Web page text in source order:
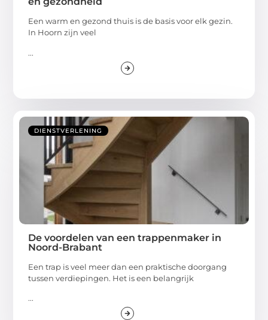
Een warm en gezond thuis is de basis voor elk gezin.
In Hoorn zijn veel
...
DIENSTVERLENING
De voordelen van een trappenmaker in
Noord-Brabant
Een trap is veel meer dan een praktische doorgang
tussen verdiepingen. Het is een belangrijk
...